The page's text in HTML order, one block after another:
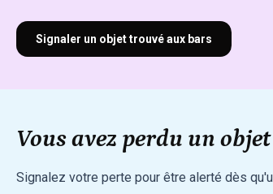
Signaler un objet trouvé aux bars
Vous avez perdu un
Signalez votre perte pour être alerté dès